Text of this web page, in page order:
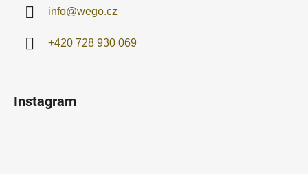
info@wego.cz
+420 728 930 069
Instagram